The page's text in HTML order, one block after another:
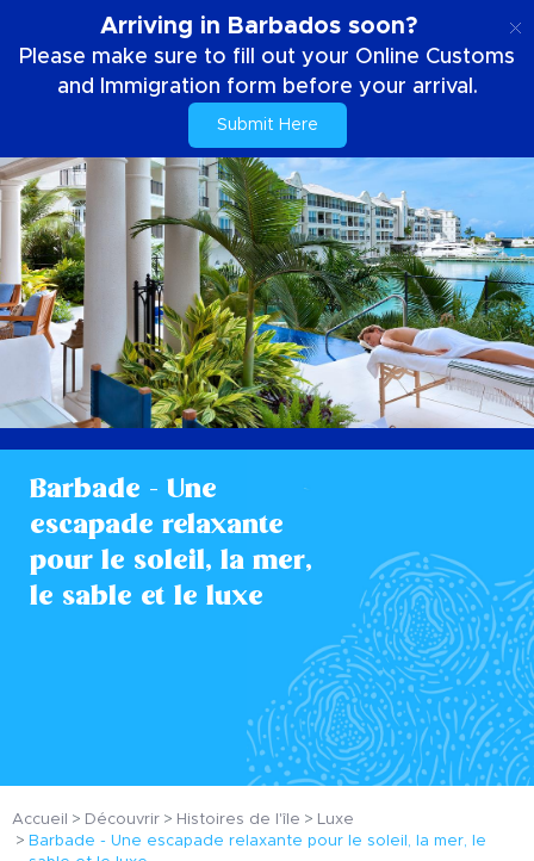
Arriving in Barbados soon?
Please make sure to fill out your Online Customs
and Immigration form before your arrival.
Submit Here
Barbade - Une
escapade relaxante
pour le soleil, la mer,
le sable et le luxe
Accueil Découvrir Histoires de l'île
Luxe
Barbade - Une escapade relaxante pour le soleil, la mer, le